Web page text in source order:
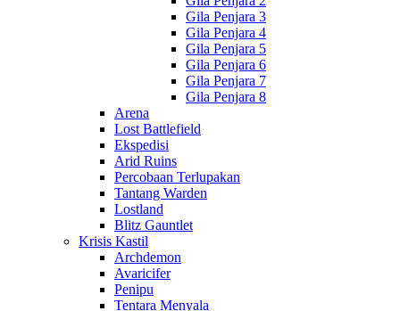
Gila Penjara 3
Gila Penjara 4
Gila Penjara 5
Gila Penjara 6
Gila Penjara 7
Gila Penjara 8
Arena
Lost Battlefield
Ekspedisi
Arid Ruins
Percobaan Terlupakan
Tantang Warden
Lostland
Blitz Gauntlet
Krisis Kastil
Archdemon
Avaricifer
Penipu
Tentara Menyala